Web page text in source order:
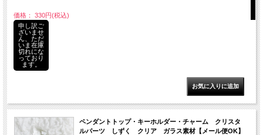
価格： 330円(税込)
申し訳ご
ざいませ
ん、ただ
いま在庫
切れにな
っており
ます。
ペンダントトップ・キーホルダー・チャーム クリスタ
ルパーツ しずく クリア ガラス素材【メール便OK】